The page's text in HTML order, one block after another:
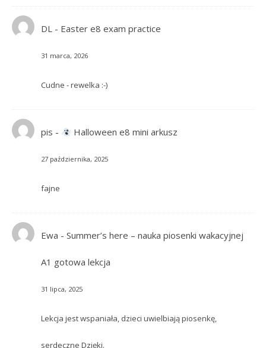
DL- Easter e8 exam practice
31 marca, 2026
Cudne - rewelka :-)
pis - Halloween e8 mini arkusz
27 października, 2025
fajne
Ewa - Summer’s here – nauka piosenki wakacyjnej
A1 gotowa lekcja
31 lipca, 2025
Lekcja jest wspaniała, dzieci uwielbiają piosenkę,
serdeczne Dzięki.